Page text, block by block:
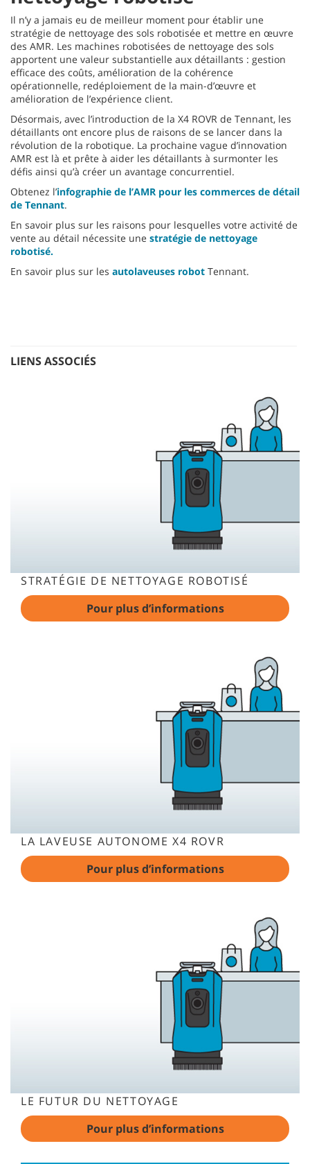
Il n’y a jamais eu de meilleur moment pour établir une
stratégie de nettoyage des sols robotisée et mettre en œuvre
des AMR. Les machines robotisées de nettoyage des sols
apportent une valeur substantielle aux détaillants : gestion
efficace des coûts, amélioration de la cohérence
opérationnelle, redéploiement de la main-d’œuvre et
amélioration de l’expérience client.
Désormais, avec l’introduction de la X4 ROVR de Tennant, les
détaillants ont encore plus de raisons de se lancer dans la
révolution de la robotique. La prochaine vague d’innovation
AMR est là et prête à aider les détaillants à surmonter les
défis ainsi qu’à créer un avantage concurrentiel.
Obtenez l’infographie de l’AMR pour les commerces de détail
de Tennant.
En savoir plus sur les raisons pour lesquelles votre activité de
vente au détail nécessite une stratégie de nettoyage
robotisé.
En savoir plus sur les autolaveuses robot Tennant.
LIENS ASSOCIÉS
STRATÉGIE DE NETTOYAGE ROBOTISÉ
Pour plus d’informations
LA LAVEUSE AUTONOME X4 ROVR
Pour plus d’informations
LE FUTUR DU NETTOYAGE
Pour plus d’informations